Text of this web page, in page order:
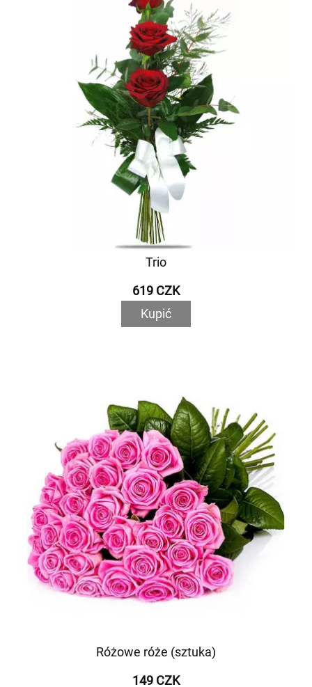
Trio
619 CZK
Kupić
Różowe róże (sztuka)
149 CZK